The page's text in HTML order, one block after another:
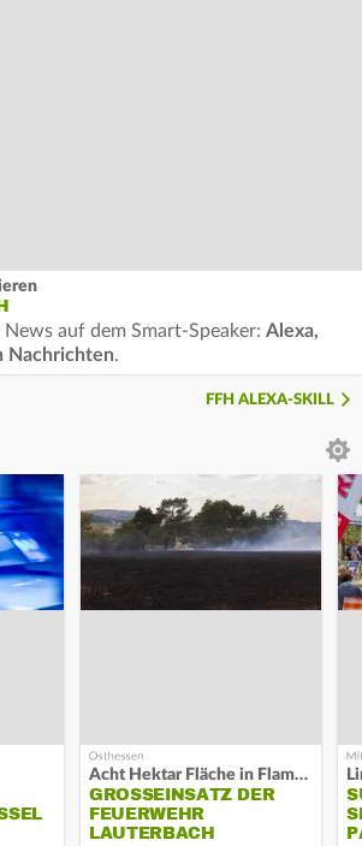
News auf dem Smart-Speaker: Alexa,
Nachrichten.
FFH ALEXA-SKILL
Acht Hektar Fläche in Flammen
GROSSEINSATZ DER F
EUERWEHR L
AUTERBACH